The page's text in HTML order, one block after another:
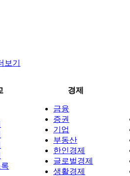
보기
경제
금융
증권
기업
부동산
한인경제
글로벌경제
생활경제